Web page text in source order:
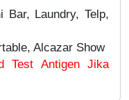
Bar, Laundry, Telp,
Alcazar Show
Test Antigen Jika